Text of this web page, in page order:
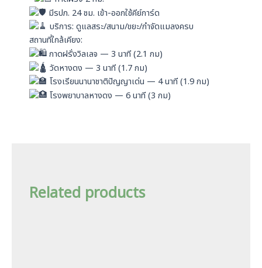
มีรปภ. 24 ชม. เข้า-ออกใช้คีย์การ์ด
บริการ: ดูแลสระ/สนาม/ขยะ/กำจัดแมลงครบ
สถานที่ใกล้เคียง:
กาดฝรั่งวิลเลจ — 3 นาที (2.1 กม)
วัดหางดง — 3 นาที (1.7 กม)
โรงเรียนนานาชาติปัญญาเด่น — 4 นาที (1.9 กม)
โรงพยาบาลหางดง — 6 นาที (3 กม)
Related products